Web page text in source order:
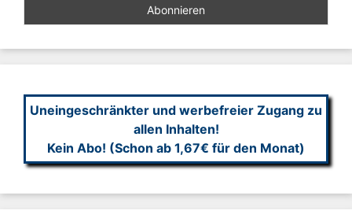
Uneingeschränkter und werbefreier Zugang zu
allen Inhalten!
Kein Abo! (Schon ab 1,67€ für den Monat)